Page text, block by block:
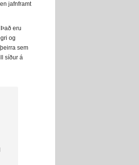
jafnframt
eru
og
sem
síður á